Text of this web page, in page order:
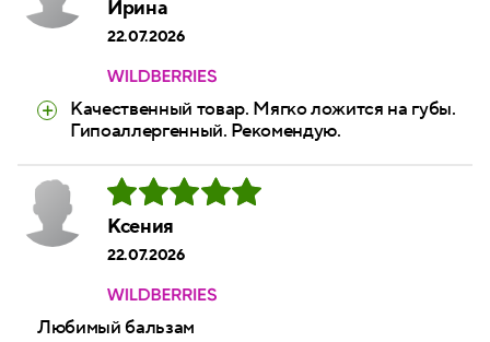
Ирина
22.07.2026
Качественный товар. Мягко ложится на губы.
Гипоаллергенный. Рекомендую.
Ксения
22.07.2026
Любимый бальзам